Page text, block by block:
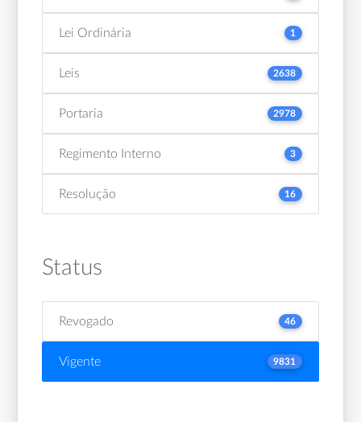
Lei Ordinária 1
Leis 2638
Portaria 2978
Regimento Interno 3
Resolução 16
Status
Revogado 46
Vigente 9831